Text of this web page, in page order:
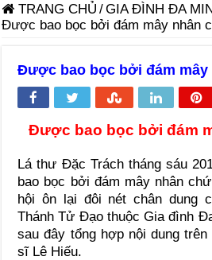
TRANG CHỦ /GIA ĐÌNH ĐA
Được bao bọc bởi đám mây nhân
Được bao bọc bởi đám mây
Được bao bọc bởi đám
Lá thư Đặc Trách tháng sáu
bao bọc bởi đám mây nhân
hội ôn lại đôi nét chân dung
Thánh Tử Đạo thuộc Gia đình
sau đây tổng hợp nội dung
sĩ Lê Hiếu.